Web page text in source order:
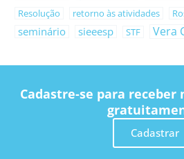
Resolução retorno às atividades
seminário sieeesp STF Vera
Cadastre-se para
Cadastrar